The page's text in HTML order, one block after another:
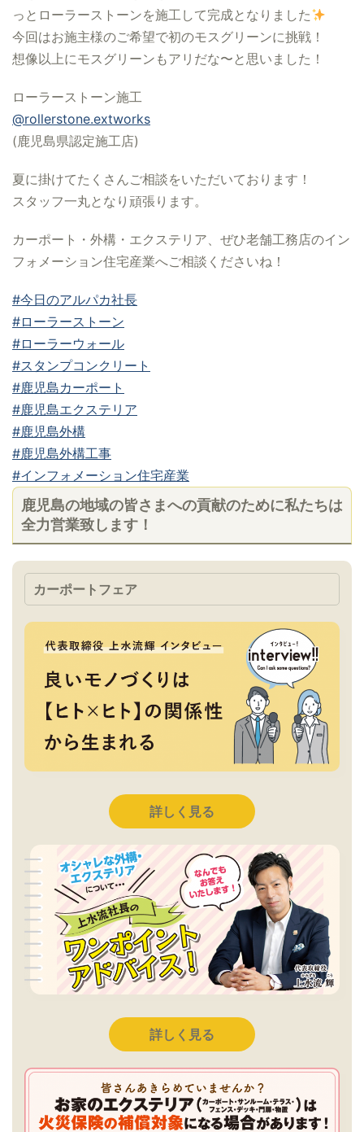
っとローラーストーンを施工して完成となりました
今回はお施主様のご希望で初のモスグリーンに挑戦！
想像以上にモスグリーンもアリだな〜と思いました！
ローラーストーン施工
@rollerstone.extworks
(鹿児島県認定施工店)
夏に掛けてたくさんご相談をいただいております！
スタッフ一丸となり頑張ります。
カーポート・外構・エクステリア、ぜひ老舗工務店のイン
フォメーション住宅産業へご相談くださいね！
#今日のアルパカ社長
#ローラーストーン
#ローラーウォール
#スタンプコンクリート
#鹿児島カーポート
#鹿児島エクステリア
#鹿児島外構
#鹿児島外構工事
#インフォメーション住宅産業
鹿児島の地域の皆さまへの貢献のために私たちは
全力営業致します！
カーポートフェア
詳しく見る
詳しく見る